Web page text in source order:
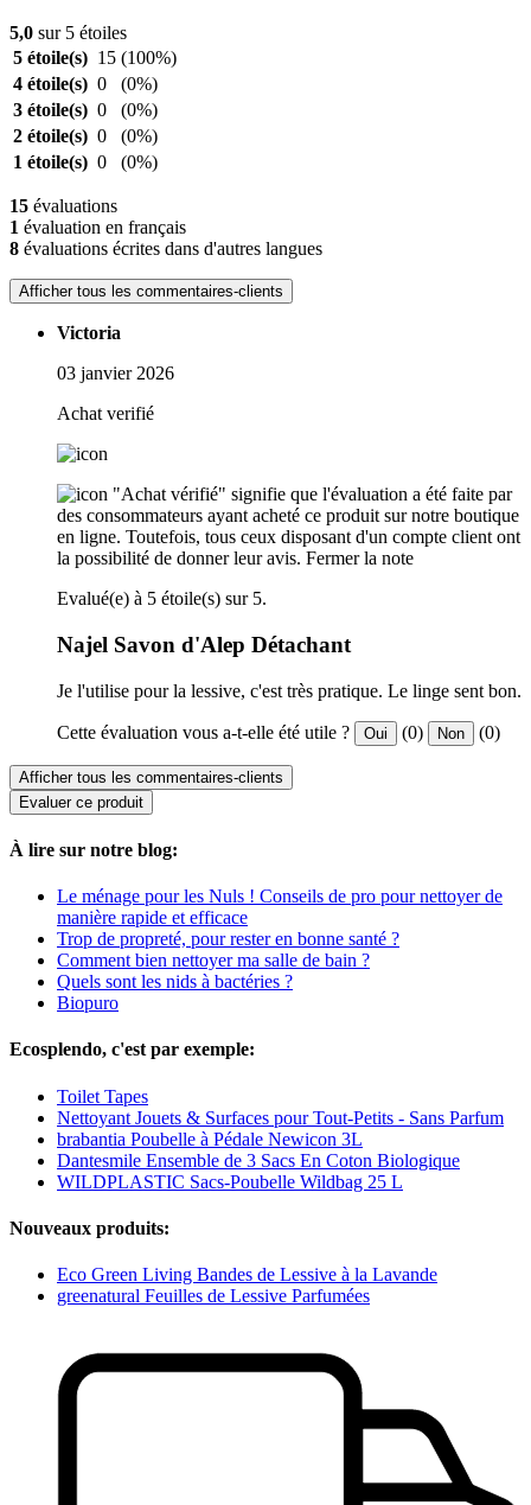
5,0 sur 5 étoiles
5 étoile(s) 15 (100%)
4 étoile(s) 0
(0%)
3 étoile(s) 0
(0%)
2 étoile(s) 0
(0%)
1 étoile(s) 0 (0%)
15 évaluations
1 évaluation en français
8 évaluations écrites dans d'autres langues
Afficher tous les commentaires-clients
Victoria
03 janvier 2026
Achat verifié
"Achat vérifié" signifie que l'évaluation a été faite par
des consommateurs ayant acheté ce produit sur notre boutique
en ligne. Toutefois, tous ceux disposant d'un compte client ont
la possibilité de donner leur avis. Fermer la note
Evalué(e) à 5 étoile(s) sur 5.
Najel Savon d'Alep Détachant
Je l'utilise pour la lessive, c'est très pratique. Le linge sent bon.
Cette évaluation vous a-t-elle été utile ? Oui (0) Non (0)
Afficher tous les commentaires-clients
Evaluer ce produit
À lire sur notre blog:
Le ménage pour les Nuls ! Conseils de pro pour nettoyer de
manière rapide et efficace
Trop de propreté, pour rester en bonne santé ?
Comment bien nettoyer ma salle de bain ?
Quels sont les nids à bactéries ?
Biopuro
Ecosplendo, c'est par exemple:
Toilet Tapes
Nettoyant Jouets & Surfaces pour Tout-Petits - Sans Parfum
brabantia Poubelle à Pédale Newicon 3L
Dantesmile Ensemble de 3 Sacs En Coton Biologique
WILDPLASTIC Sacs-Poubelle Wildbag 25 L
Nouveaux produits:
Eco Green Living Bandes de Lessive à la Lavande
greenatural Feuilles de Lessive Parfumées